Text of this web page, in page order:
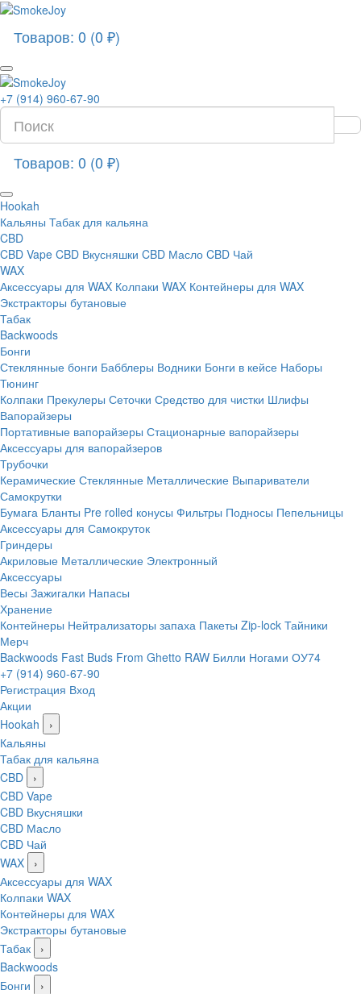
Товаров: 0 (0 ₽)
+7 (914) 960-67-90
Товаров: 0 (0 ₽)
Hookah
Кальяны Табак для кальяна
CBD
CBD Vape CBD Вкусняшки CBD Масло CBD Чай
WAX
Аксессуары для WAX Колпаки WAX Контейнеры для WAX
Экстракторы бутановые
Табак
Backwoods
Бонги
Стеклянные бонги Бабблеры Водники Бонги в кейсе Наборы
Тюнинг
Колпаки Прекулеры Сеточки Средство для чистки Шлифы
Вапорайзеры
Портативные вапорайзеры Стационарные вапорайзеры
Аксессуары для вапорайзеров
Трубочки
Керамические Стеклянные Металлические Выпариватели
Самокрутки
Бумага Бланты Pre rolled конусы Фильтры Подносы Пепельницы
Аксессуары для Самокруток
Гриндеры
Акриловые Металлические Электронный
Аксессуары
Весы Зажигалки Напасы
Хранение
Контейнеры Нейтрализаторы запаха Пакеты Zip-lock Тайники
Мерч
Backwoods Fast Buds From Ghetto RAW Билли Ногами ОУ74
+7 (914) 960-67-90
Регистрация Вход
Акции
Hookah
›
Кальяны
Табак для кальяна
CBD
›
CBD Vape
CBD Вкусняшки
CBD Масло
CBD Чай
WAX
›
Аксессуары для WAX
Колпаки WAX
Контейнеры для WAX
Экстракторы бутановые
Табак
›
Backwoods
Бонги
›